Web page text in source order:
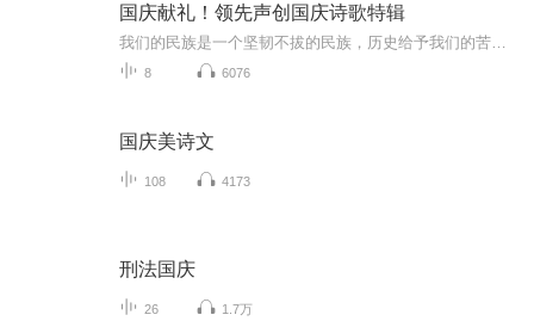
国庆献礼！领先声创国庆诗歌特辑
8 6076
国庆美诗文
108 4173
刑法国庆
26 1.7万